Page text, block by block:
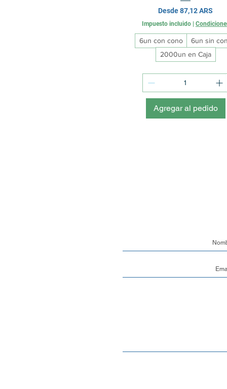
Desde87,12 ARS
Precio de oferta
Impuesto incluido|
6un con cono
6un sin
2000un en Caja
Agregar al pedido